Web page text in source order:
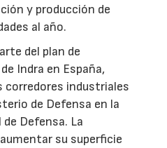
y producción de
al año.
del plan de
Indra en España,
corredores industriales
de Defensa en la
Defensa. La
su superficie